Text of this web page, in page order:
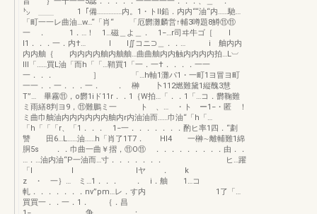
㌧ ＿＿ 1「備……………内。1・トll鉛．内内““油“内……馳…
「町一一レ曲油…w…“「肖“ 「厄欝灘麟営↑輔3噂題8鱒⑪⑪
一 ． 1．…！ 1…磁＿よ＿． 1−…r司ヰ牛ゴ［ l
l1．．．一．内†… l l∬コニ⊃＿．．… i 舳内内
内内舳｛ 内内内内舳内舳舳…曲曲舳内内触内内内内拍…L︺
lll「……買L油「而h「「…鞘買1「一．一†．．．．一一
一．．． ］ 「…h軸1灘パ1・一町1ヨ冒ヨ町
一一．．一．．．一． ． 榊 卜112燃難黛1縦醜3慧
T”… 畢霧⑪，o欝1iド11r．．1｛W拍…「．．1「…コ．欝鞠難
ミ雨繕8判ヨ9，⑪難鵬ミ一 ト 、… ・ト ー1−・匿 ！
ミ曲巾舳油内内内内内内舳内r内油油而……巾油“「h「…
「h「「「r、「1．．． 1−一．．．．．．．酌ヒ率1四．“劃
讐 田6…L……油……h「肖了1T7． Hl4 一榊∼離輔難1綿
胴5s ．．巾曲一曲￥摺，⑪O⑪ ．．．．．．．．．由．．
…．…油内油“P一油而…寸．．．．．．． ヒ…躍
「I l lヤ ． k
z ・ 一｝… ミ…1．．． ． i．舳 1…コ
軋．．．．．．．nv”pm…レ．す内 1了「…
買買一．．一．1． ｛．昌